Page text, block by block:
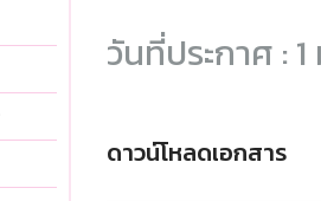
วันที่ประกาศ : 1
ดาวน์โหลดเอกสาร